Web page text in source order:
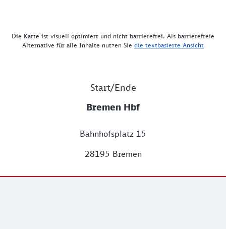
Die Karte ist visuell optimiert und nicht barrierefrei. Als barrierefreie
Alternative für alle Inhalte nutzen Sie die textbasierte Ansicht
Start/Ende
Bremen Hbf
Bahnhofsplatz 15
28195 Bremen